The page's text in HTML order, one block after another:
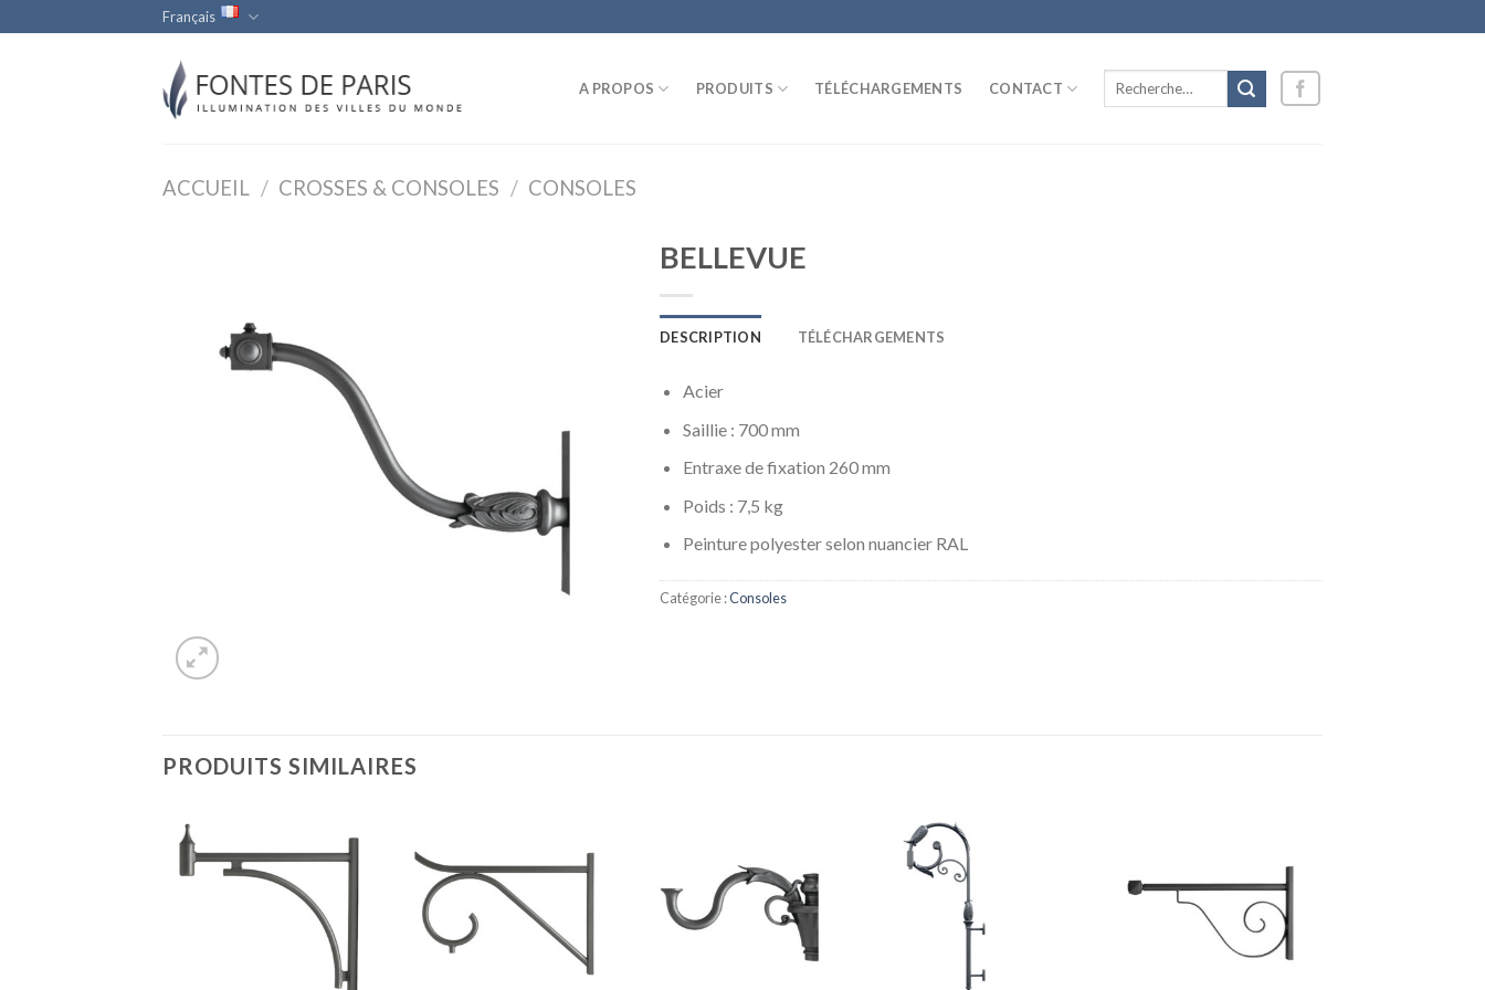
to
Français
A PROPOS PRODUITS TÉLÉCHARGEMENTS CONTACT
Recherche
ACCUEIL / CROSSES & CONSOLES / CONSOLES
BELLEVUE
DESCRIPTION TÉLÉCHARGEMENTS
Acier
Saillie : 700 mm
Entraxe de fixation 260 mm
Poids : 7,5 kg
Peinture polyester selon nuancier RAL
Catégorie :Consoles
PRODUITS SIMILAIRES